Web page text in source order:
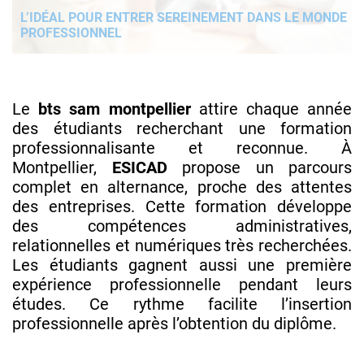
L’IDÉAL POUR ENTRER SEREINEMENT DANS LE MONDE
PROFESSIONNEL
Le bts sam montpellierattire chaque année
des étudiants recherchant une formation
professionnalisante et reconnue. À
Montpellier, ESICADpropose un parcours
complet en alternance, proche des attentes
des entreprises. Cette formation développe
des compétences administratives,
relationnelles et numériques très recherchées.
Les étudiants gagnent aussi une première
expérience professionnelle pendant leurs
études. Ce rythme facilite l’insertion
professionnelle après l’obtention du diplôme.